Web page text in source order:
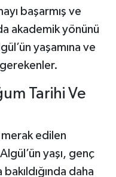
başarmış ve
akademik yönünü
yaşamına ve
Tarihi Ve
merak edilen
yaşı, genç
daha